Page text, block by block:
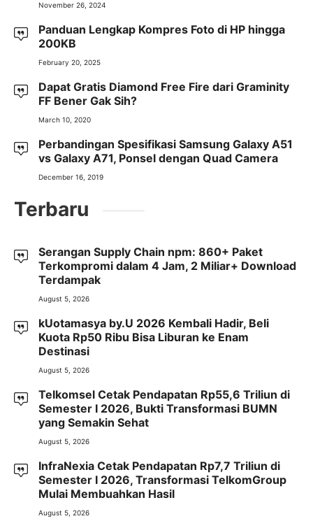
November 26, 2024
Panduan Lengkap Kompres Foto di HP hingga
200KB
February 20, 2025
Dapat Gratis Diamond Free Fire dari Graminity
FF Bener Gak Sih?
March 10, 2020
Perbandingan Spesifikasi Samsung Galaxy A51
vs Galaxy A71, Ponsel dengan Quad Camera
December 16, 2019
Terbaru
Serangan Supply Chain npm: 860+ Paket
Terkompromi dalam 4 Jam, 2 Miliar+ Download
Terdampak
August 5, 2026
kUotamasya by.U 2026 Kembali Hadir, Beli
Kuota Rp50 Ribu Bisa Liburan ke Enam
Destinasi
August 5, 2026
Telkomsel Cetak Pendapatan Rp55,6 Triliun di
Semester I 2026, Bukti Transformasi BUMN
yang Semakin Sehat
August 5, 2026
InfraNexia Cetak Pendapatan Rp7,7 Triliun di
Semester I 2026, Transformasi TelkomGroup
Mulai Membuahkan Hasil
August 5, 2026